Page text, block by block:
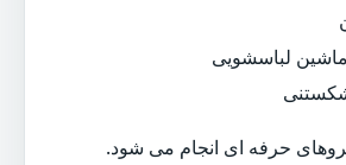
لباسشویی
حرفه ای انجام می شود.